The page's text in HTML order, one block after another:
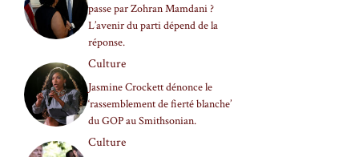
passe par Zohran Mamdani ?
L’avenir du parti dépend de la
réponse.
Culture
Jasmine Crockett dénonce le
‘rassemblement de fierté blanche’
du GOP au Smithsonian.
Culture